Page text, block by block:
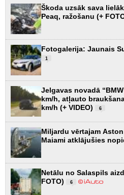
Škoda uzsāk sava
Peaq, ražošanu (+
Fotogalerija: Jaunais
1
Jelgavas novadā
km/h, atļauto
km/h (+ VIDEO)
6
Miljardu vērtajam
Maiami atklājušies
Netālu no Salaspils
FOTO)
6